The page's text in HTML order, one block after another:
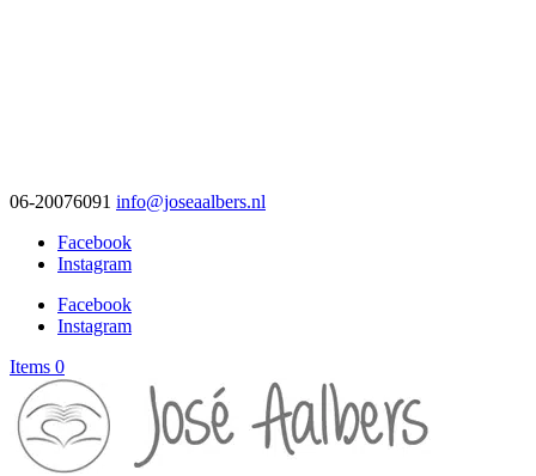
06-20076091 info@joseaalbers.nl
Facebook
Instagram
Facebook
Instagram
Items 0